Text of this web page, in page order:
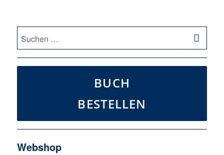
Suche
nach:
BUCH
BESTELLEN
Webshop